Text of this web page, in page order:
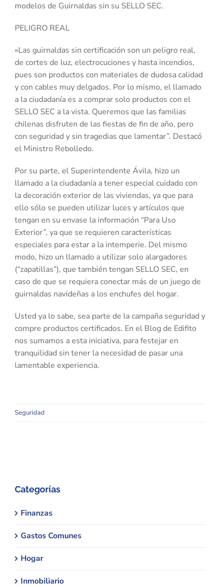
modelos de Guirnaldas sin su SELLO SEC.
PELIGRO REAL
«Las guirnaldas sin certificación son un peligro real,
de cortes de luz, electrocuciones y hasta incendios,
pues son productos con materiales de dudosa calidad
y con cables muy delgados. Por lo mismo, el llamado
a la ciudadanía es a comprar solo productos con el
SELLO SEC a la vista. Queremos que las familias
chilenas disfruten de las fiestas de fin de año, pero
con seguridad y sin tragedias que lamentar”. Destacó
el Ministro Rebolledo.
Por su parte, el Superintendente Ávila, hizo un
llamado a la ciudadanía a tener especial cuidado con
la decoración exterior de las viviendas, ya que para
ello sólo se pueden utilizar luces y artículos que
tengan en su envase la información “Para Uso
Exterior”, ya que se requieren características
especiales para estar a la intemperie. Del mismo
modo, hizo un llamado a utilizar solo alargadores
(“zapatillas”), que también tengan SELLO SEC, en
caso de que se requiera conectar más de un juego de
guirnaldas navideñas a los enchufes del hogar.
Usted ya lo sabe, sea parte de la campaña seguridad y
compre productos certificados. En el Blog de Edifito
nos sumamos a esta iniciativa, para festejar en
tranquilidad sin tener la necesidad de pasar una
lamentable experiencia.
Seguridad
Categorías
Finanzas
Gastos Comunes
Hogar
Inmobiliario